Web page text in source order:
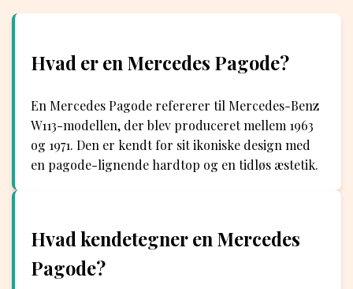
Hvad er en Mercedes Pagode?
En Mercedes Pagode refererer til Mercedes-Benz
W113-modellen, der blev produceret mellem 1963
og 1971. Den er kendt for sit ikoniske design med
en pagode-lignende hardtop og en tidløs æstetik.
Hvad kendetegner en Mercedes
Pagode?